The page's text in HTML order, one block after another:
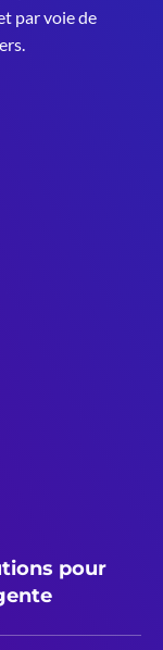
par voie de
pour